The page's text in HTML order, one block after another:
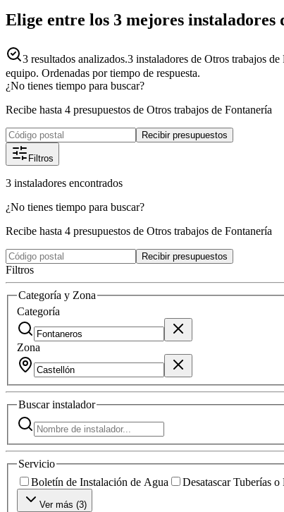
Elige entre los 3 mejores
3 resultados analizados.3 instaladores de Otros trabajos
equipo. Ordenadas por tiempo de respuesta.
¿No tienes tiempo para buscar?
Recibe hasta 4 presupuestos de Otros trabajos de Fontanería
Recibir presupuestos
Filtros
3 instaladores encontrados
¿No tienes tiempo para buscar?
Recibe hasta 4 presupuestos de Otros trabajos de Fontanería
Recibir presupuestos
Filtros
Categoría y Zona
Categoría
Zona
Buscarinstalador
Servicio
Boletín de Instalación de Agua
Desatascar Tuberías o
Ver más (3)